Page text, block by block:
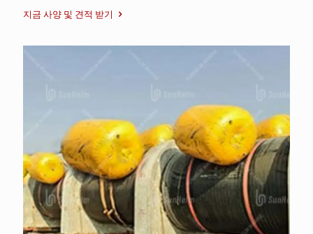
지금 사양 및 견적 받기